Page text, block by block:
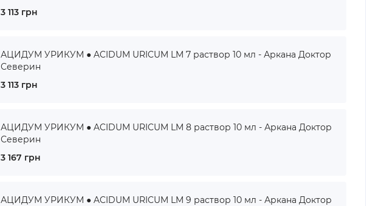
3 113 грн
АЦИДУМ УРИКУМ ● ACIDUM URICUM LM 7 раствор 10 мл - Аркана Доктор
Северин
3 113 грн
АЦИДУМ УРИКУМ ● ACIDUM URICUM LM 8 раствор 10 мл - Аркана Доктор
Северин
3 167 грн
АЦИДУМ УРИКУМ ● ACIDUM URICUM LM 9 раствор 10 мл - Аркана Доктор